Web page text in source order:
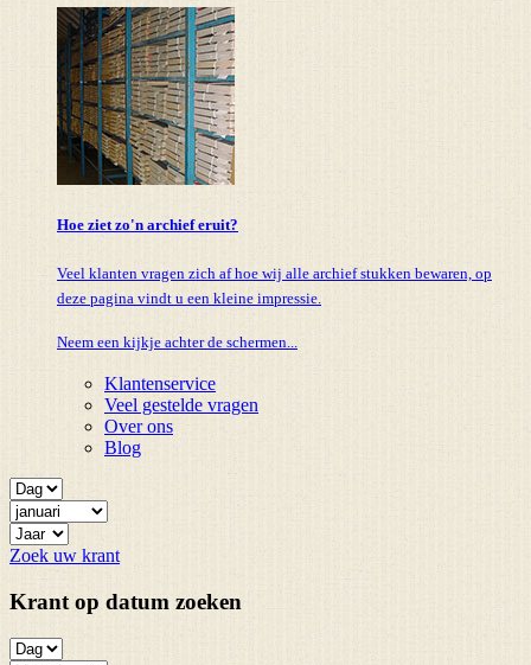
Hoe ziet zo'n archief eruit?
Veel klanten vragen zich af hoe wij alle archief stukken bewaren, op
deze pagina vindt u een kleine impressie.
Neem een kijkje achter de schermen...
Klantenservice
Veel gestelde vragen
Over ons
Blog
Zoek uw krant
Krant op datum zoeken